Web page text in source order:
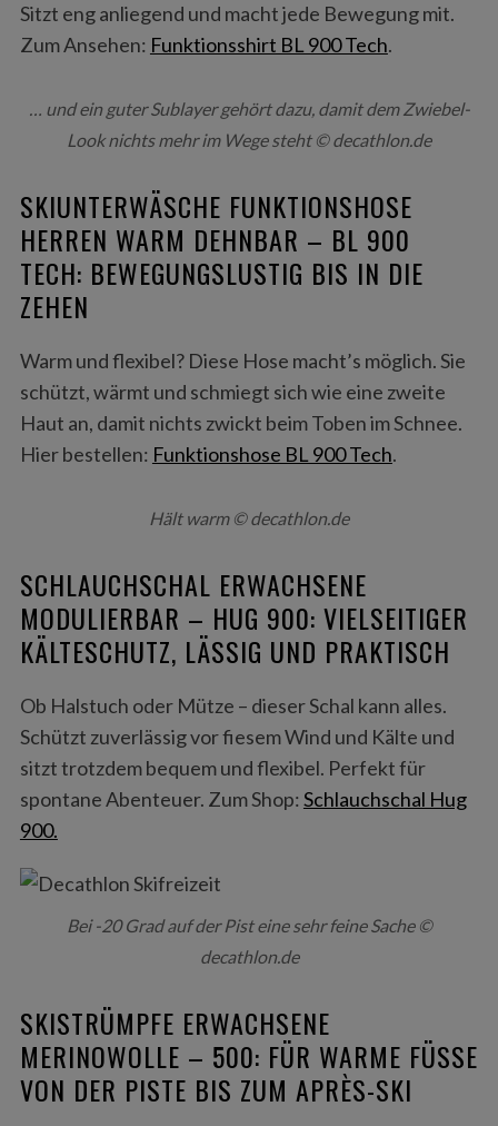
Sitzt eng anliegend und macht jede Bewegung mit.
Zum Ansehen: Funktionsshirt BL 900 Tech.
… und ein guter Sublayer gehört dazu, damit dem Zwiebel-
Look nichts mehr im Wege steht © decathlon.de
SKIUNTERWÄSCHE FUNKTIONSHOSE
HERREN WARM DEHNBAR – BL 900
TECH: BEWEGUNGSLUSTIG BIS IN DIE
ZEHEN
Warm und flexibel? Diese Hose macht’s möglich. Sie
schützt, wärmt und schmiegt sich wie eine zweite
Haut an, damit nichts zwickt beim Toben im Schnee.
Hier bestellen: Funktionshose BL 900 Tech.
Hält warm © decathlon.de
SCHLAUCHSCHAL ERWACHSENE
MODULIERBAR – HUG 900: VIELSEITIGER
KÄLTESCHUTZ, LÄSSIG UND PRAKTISCH
Ob Halstuch oder Mütze – dieser Schal kann alles.
Schützt zuverlässig vor fiesem Wind und Kälte und
sitzt trotzdem bequem und flexibel. Perfekt für
spontane Abenteuer. Zum Shop: Schlauchschal Hug
900.
Bei -20 Grad auf der Pist eine sehr feine Sache ©
decathlon.de
SKISTRÜMPFE ERWACHSENE
MERINOWOLLE – 500: FÜR WARME FÜSSE V
ON DER PISTE BIS ZUM APRÈS-SKI
S
e
f
o
r
: